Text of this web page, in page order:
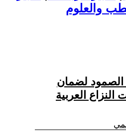
الصمود لضمان
النزاع العربية